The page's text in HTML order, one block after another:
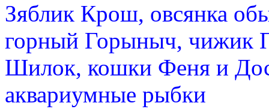
Зяблик Крош, овсянка
горный Горыныч, чижик
Шилок, кошки Феня и
аквариумные рыбки